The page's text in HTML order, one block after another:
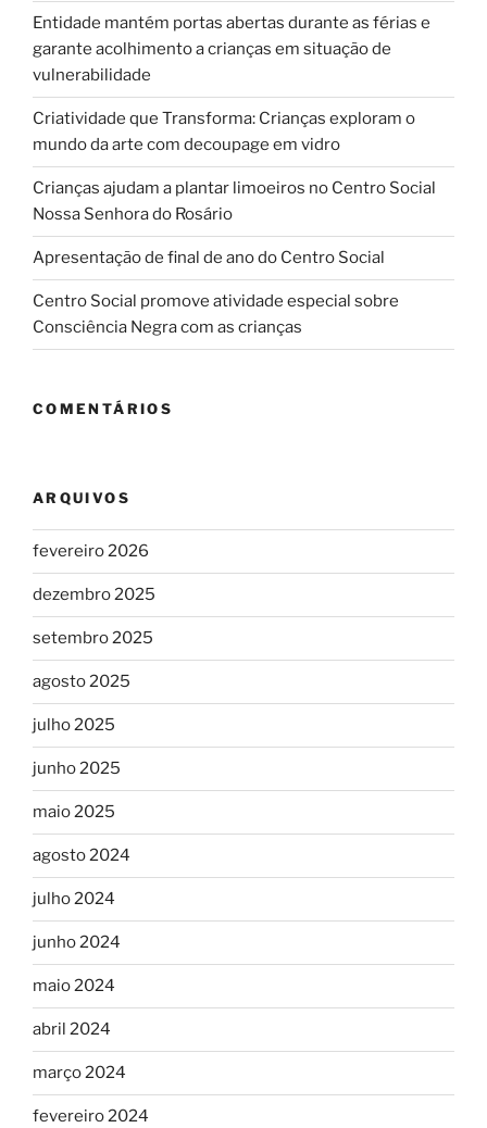
Entidade mantém portas abertas durante as férias e
garante acolhimento a crianças em situação de
vulnerabilidade
Criatividade que Transforma: Crianças exploram o
mundo da arte com decoupage em vidro
Crianças ajudam a plantar limoeiros no Centro Social
Nossa Senhora do Rosário
Apresentação de final de ano do Centro Social
Centro Social promove atividade especial sobre
Consciência Negra com as crianças
COMENTÁRIOS
ARQUIVOS
fevereiro 2026
dezembro 2025
setembro 2025
agosto 2025
julho 2025
junho 2025
maio 2025
agosto 2024
julho 2024
junho 2024
maio 2024
abril 2024
março 2024
fevereiro 2024